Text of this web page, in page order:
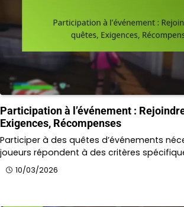
Participation à l’événement :
Exigences, Récompenses
Participer à des quêtes d’événements
joueurs répondent à des critères
10/03/2026